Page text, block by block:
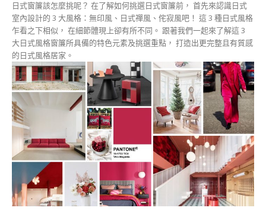
日式窗簾該怎麼挑呢？ 在了解如何挑選日式窗簾前， 首先來認識日式
室內設計的 3 大風格：無印風、日式禪風、侘寂風吧！ 這 3 種日式風格
乍看之下相似， 在細節體現上卻有所不同。 跟著我們一起來了解這 3
大日式風格窗簾所具備的特色元素及挑選重點， 打造出更完整且有質感
的日式風格居家。